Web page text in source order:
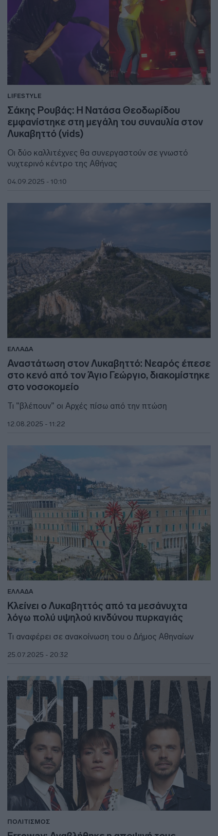
LIFESTYLE
Σάκης Ρουβάς: Η Νατάσα Θεοδωρίδου
εμφανίστηκε στη μεγάλη του συναυλία στον
Λυκαβηττό (vids)
Οι δύο καλλιτέχνες θα συνεργαστούν σε γνωστό
νυχτερινό κέντρο της Αθήνας
04.09.2025 - 10:10
ΕΛΛΑΔΑ
Αναστάτωση στον Λυκαβηττό: Νεαρός έπεσε
στο κενό από τον Άγιο Γεώργιο, διακομίστηκε
στο νοσοκομείο
Τι "βλέπουν" οι Αρχές πίσω από την πτώση
12.08.2025 - 11:22
ΕΛΛΑΔΑ
Κλείνει ο Λυκαβηττός από τα μεσάνυχτα
λόγω πολύ υψηλού κινδύνου πυρκαγιάς
Τι αναφέρει σε ανακοίνωση του ο Δήμος Αθηναίων
25.07.2025 - 20:32
ΠΟΛΙΤΙΣΜΟΣ